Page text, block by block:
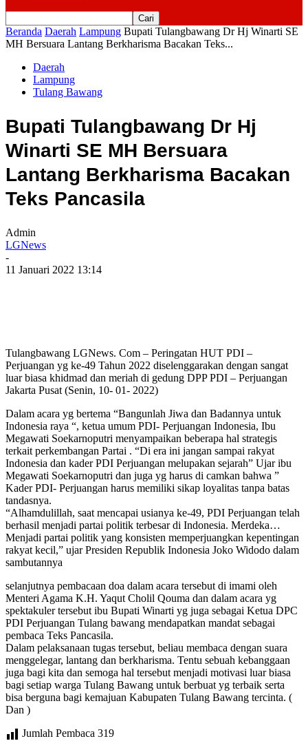
Beranda Daerah Lampung Bupati Tulangbawang Dr Hj Winarti SE
MH Bersuara Lantang Berkharisma Bacakan Teks...
Daerah
Lampung
Tulang Bawang
Bupati Tulangbawang Dr Hj
Winarti SE MH Bersuara
Lantang Berkharisma Bacakan
Teks Pancasila
Admin
LGNews
-
11 Januari 2022 13:14
Tulangbawang LGNews. Com – Peringatan HUT PDI –
Perjuangan yg ke-49 Tahun 2022 diselenggarakan dengan sangat
luar biasa khidmad dan meriah di gedung DPP PDI – Perjuangan
Jakarta Pusat (Senin, 10- 01- 2022)
Dalam acara yg bertema “Bangunlah Jiwa dan Badannya untuk
Indonesia raya “, ketua umum PDI- Perjuangan Indonesia, Ibu
Megawati Soekarnoputri menyampaikan beberapa hal strategis
terkait perkembangan Partai . “Di era ini jangan sampai rakyat
Indonesia dan kader PDI Perjuangan melupakan sejarah” Ujar ibu
Megawati Soekarnoputri dan juga yg harus di camkan bahwa ”
Kader PDI- Perjuangan harus memiliki sikap loyalitas tanpa batas
tandasnya.
“Alhamdulillah, saat mencapai usianya ke-49, PDI Perjuangan telah
berhasil menjadi partai politik terbesar di Indonesia. Merdeka…
Menjadi partai politik yang konsisten memperjuangkan kepentingan
rakyat kecil,” ujar Presiden Republik Indonesia Joko Widodo dalam
sambutannya
selanjutnya pembacaan doa dalam acara tersebut di imami oleh
Menteri Agama K.H. Yaqut Cholil Qouma dan dalam acara yg
spektakuler tersebut ibu Bupati Winarti yg juga sebagai Ketua DPC
PDI Perjuangan Tulang bawang mendapatkan mandat sebagai
pembaca Teks Pancasila.
Dalam pelaksanaan tugas tersebut, beliau membaca dengan suara
menggelegar, lantang dan berkharisma. Tentu sebuah kebanggaan
juga bagi kita dan semoga hal tersebut menjadi motivasi luar biasa
bagi setiap warga Tulang Bawang untuk berbuat yg terbaik serta
bisa berguna bagi kemajuan Kabupaten Tulang Bawang tercinta. (
Dan )
Jumlah Pembaca 319